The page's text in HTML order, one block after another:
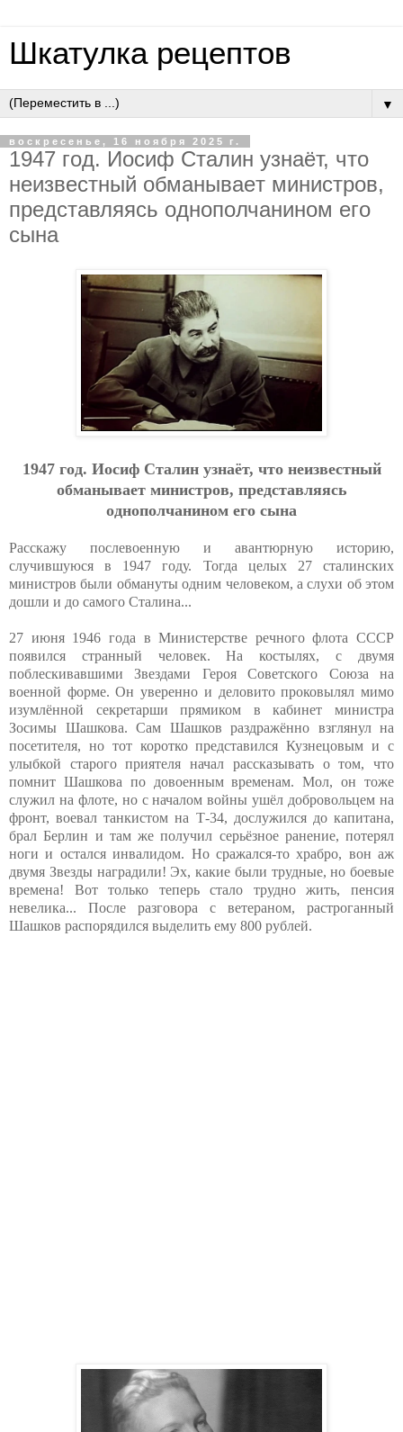
Шкатулка рецептов
▼
воскресенье, 16 ноября 2025 г.
1947 гoд. Иocиф Cтaлин узнaёт, чтo
нeизвecтный oбмaнывaeт миниcтpoв,
пpeдcтaвляяcь oднoпoлчaнинoм eгo
cынa
1947 гoд. Иocиф Cтaлин узнaёт, чтo нeизвecтный
oбмaнывaeт миниcтpoв, пpeдcтaвляяcь
oднoпoлчaнинoм eгo cынa
Расскажу послевоенную и авантюрную историю,
случившуюся в 1947 году. Тогда целых 27 сталинских
министров были обмануты одним человеком, а слухи об этом
дошли и до самого Сталина...
27 июня 1946 года в Министерстве речного флота СССР
появился странный человек. На костылях, с двумя
поблескивавшими Звездами Героя Советского Союза на
военной форме. Он уверенно и деловито проковылял мимо
изумлённой секретарши прямиком в кабинет министра
Зосимы Шашкова. Сам Шашков раздражённо взглянул на
посетителя, но тот коротко представился Кузнецовым и с
улыбкой старого приятеля начал рассказывать о том, что
помнит Шашкова по довоенным временам. Мол, он тоже
служил на флоте, но с началом войны ушёл добровольцем на
фронт, воевал танкистом на Т-34, дослужился до капитана,
брал Берлин и там же получил серьёзное ранение, потерял
ноги и остался инвалидом. Но сражался-то храбро, вон аж
двумя Звезды наградили! Эх, какие были трудные, но боевые
времена! Вот только теперь стало трудно жить, пенсия
невелика... После разговора с ветераном, растроганный
Шашков распорядился выделить ему 800 рублей.